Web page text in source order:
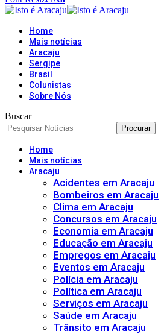
Home
Mais notícias
Aracaju
Sergipe
Brasil
Colunistas
Sobre Nós
Buscar
Home
Mais notícias
Aracaju
Acidentes em Aracaju
Bombeiros em Aracaju
Clima em Aracaju
Concursos em Aracaju
Economia em Aracaju
Educação em Aracaju
Empregos em Aracaju
Eventos em Aracaju
Polícia em Aracaju
Política em Aracaju
Serviços em Aracaju
Saúde em Aracaju
Trânsito em Aracaju